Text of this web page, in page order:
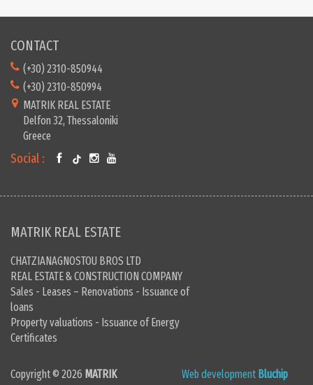
CONTACT
(+30) 2310-850944
(+30) 2310-850994
MATRIK REAL ESTATE
Delfon 32, Thessaloniki
Greece
Social :
MATRIK REAL ESTATE
CHATZIANAGNOSTOU BROS LTD
REAL ESTATE & CONSTRUCTION COMPANY
Sales - Leases – Renovations - Issuance of
loans
Property valuations - Issuance of Energy
Certificates
Copyright © 2026 MATRIK Web development Bluchip